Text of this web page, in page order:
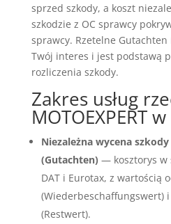
sprzed szkody, a koszt
szkodzie z OC sprawcy
sprawcy. Rzetelne Gutachten
Twój interes i jest podstawą
rozliczenia szkody.
Zakres usług
MOTOEXPERT
Niezależna wycena
(Gutachten) — kosztorys w
DAT i Eurotax, z wartością
(Wiederbeschaffungswert)
(Restwert).